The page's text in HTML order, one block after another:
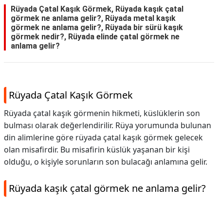
Rüyada Çatal Kaşık Görmek, Rüyada kaşık çatal
görmek ne anlama gelir?, Rüyada metal kaşık
görmek ne anlama gelir?, Rüyada bir sürü kaşık
görmek nedir?, Rüyada elinde çatal görmek ne
anlama gelir?
Rüyada Çatal Kaşık Görmek
Rüyada çatal kaşık görmenin hikmeti, küslüklerin son
bulması olarak değerlendirilir. Rüya yorumunda bulunan
din alimlerine göre rüyada çatal kaşık görmek gelecek
olan misafirdir. Bu misafirin küslük yaşanan bir kişi
olduğu, o kişiyle sorunların son bulacağı anlamına gelir.
Rüyada kaşık çatal görmek ne anlama gelir?